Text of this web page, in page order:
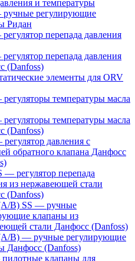
и температуры
регулирующие
Ридан
перепада давления
перепада давления
(Danfoss)
элементы для ORV
температуры масла
температуры масла
(Danfoss)
давления с
обратного клапана Данфосс
— регулятор перепада
из нержавеющей стали
(Danfoss)
B) SS — ручные
клапаны из
стали Данфосс (Danfoss)
B) — ручные регулирующие
Данфосс (Danfoss)
клапаны для